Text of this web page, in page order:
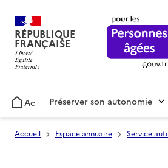
RÉPUBLIQUE
FRANÇAISE
AccueilPréserver son autonomie
Accueil Espace annuaire Service